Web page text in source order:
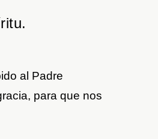
al Padre
para que nos